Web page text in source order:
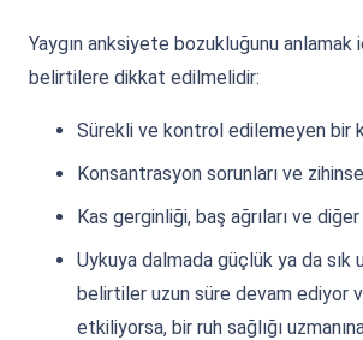
Yaygın anksiyete bozukluğunu anlamak
belirtilere dikkat edilmelidir:
Sürekli ve kontrol edilemeyen bir
Konsantrasyon sorunları ve
Kas gerginliği, baş ağrıları ve
Uykuya dalmada güçlük ya da sık
belirtiler uzun süre devam ediyor
etkiliyorsa, bir ruh sağlığı